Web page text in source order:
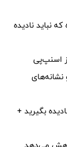
هشداردهنده که نباید نادیده
اسنپ‌پی
نشانه‌های
نادیده بگیرید +